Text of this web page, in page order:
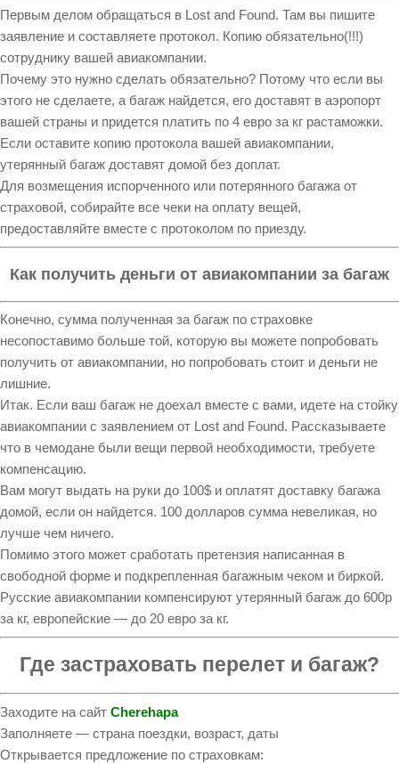
Первым делом обращаться в Lost and Found. Там вы пишите
заявление и составляете протокол. Копию обязательно(!!!)
сотруднику вашей авиакомпании.
Почему это нужно сделать обязательно? Потому что если вы
этого не сделаете, а багаж найдется, его доставят в аэропорт
вашей страны и придется платить по 4 евро за кг растаможки.
Если оставите копию протокола вашей авиакомпании,
утерянный багаж доставят домой без доплат.
Для возмещения испорченного или потерянного багажа от
страховой, собирайте все чеки на оплату вещей,
предоставляйте вместе с протоколом по приезду.
Как получить деньги от авиакомпании за багаж
Конечно, сумма полученная за багаж по страховке
несопоставимо больше той, которую вы можете попробовать
получить от авиакомпании, но попробовать стоит и деньги не
лишние.
Итак. Если ваш багаж не доехал вместе с вами, идете на стойку
авиакомпании с заявлением от Lost and Found. Рассказываете
что в чемодане были вещи первой необходимости, требуете
компенсацию.
Вам могут выдать на руки до 100$ и оплатят доставку багажа
домой, если он найдется. 100 долларов сумма невеликая, но
лучше чем ничего.
Помимо этого может сработать претензия написанная в
свободной форме и подкрепленная багажным чеком и биркой.
Русские авиакомпании компенсируют утерянный багаж до 600р
за кг, европейские — до 20 евро за кг.
Где застраховать перелет и багаж?
Заходите на сайт Cherehapa
Заполняете — страна поездки, возраст, даты
Открывается предложение по страховкам: